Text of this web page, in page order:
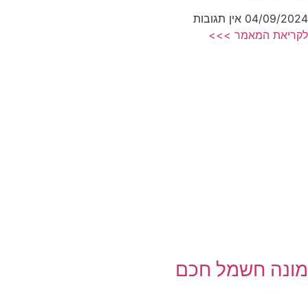
04/09/2024 אין תגובות
לקריאת המאמר >>>
מונה חשמל חכם